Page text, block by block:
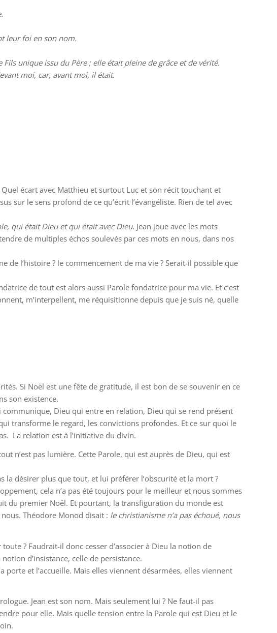
leur foi en son nom.
unique issu du Père ; elle était pleine de grâce et de vérité.
moi, car, avant moi, il était.
écart avec Matthieu et surtout Luc et son récit touchant et
sur le sens profond de ce qu’écrit l’évangéliste. Rien de tel avec
qui était Dieu et qui était avec Dieu. Jean joue avec les mots
de multiples échos soulevés par ces mots en nous, dans nos
de l’histoire ? le commencement de ma vie ? Serait-il possible que
de tout est alors aussi Parole fondatrice pour ma vie. Et c’est
m’interpellent, me réquisitionne depuis que je suis né, quelle
Si Noël est une fête de gratitude, il est bon de se souvenir en ce
son existence.
communique, Dieu qui entre en relation, Dieu qui se rend présent
transforme le regard, les convictions profondes. Et ce sur quoi le
La relation est à l’initiative du divin.
n’est pas lumière. Cette Parole, qui est auprès de Dieu, qui est
la désirer plus que tout, et lui préférer l’obscurité et la mort ?
cela n’a pas été toujours pour le meilleur et nous sommes
du premier Noël. Et pourtant, la transfiguration du monde est
Théodore Monod disait : le christianisme n’a pas échoué, nous
? Faudrait-il donc cesser d’associer à Dieu la notion de
d’insistance, celle de persistance.
et l’accueille. Mais elles viennent désarmées, elles viennent
Jean est son nom. Mais seulement lui ? Ne faut-il pas
pour elle. Mais quelle tension entre la Parole qui est Dieu et le